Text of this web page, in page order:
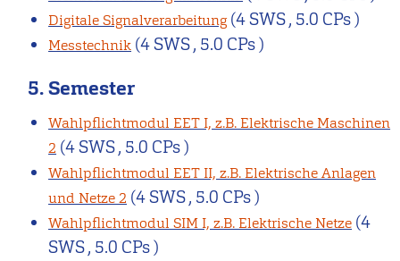
Digitale Signalverarbeitung (4 SWS , 5.0 CPs )
Messtechnik (4 SWS , 5.0 CPs )
5. Semester
Wahlpflichtmodul EET I, z.B. Elektrische Maschinen
2 (4 SWS , 5.0 CPs )
Wahlpflichtmodul EET II, z.B. Elektrische Anlagen
und Netze 2 (4 SWS , 5.0 CPs )
Wahlpflichtmodul SIM I, z.B. Elektrische Netze (4
SWS , 5.0 CPs )